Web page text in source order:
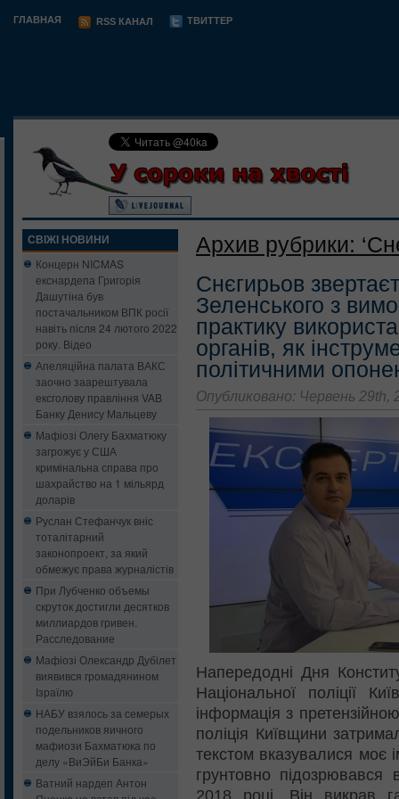
ГЛАВНАЯ RSS КАНАЛ ТВИТТЕР
СВІЖІ НОВИНИ
Концерн NICMAS
екснардепа Григорія
Дашутіна був
постачальником ВПК росії
навіть після 24 лютого 2022
року. Відео
Апеляційна палата ВАКС
заочно заарештувала
ексголову правління VAB
Банку Денису Мальцеву
Мафіозі Олегу Бахматюку
загрожує у США
кримінальна справа про
шахрайство на 1 мільярд
доларів
Руслан Стефанчук вніс
тоталітарний
законопроект, за який
обмежує права журналістів
При Лубченко объемы
скруток достигли десятков
миллиардов гривен.
Расследование
Мафіозі Олександр Дубілет
виявився громадянином
Ізраїлю
НАБУ взялось за семерых
подельников яичного
мафиози Бахматюка по
делу «ВиЭйБи Банка»
Ватний нардеп Антон
Архив рубрики:
Снєгирьов
Зеленського з
практику
органів, як
політичними
Опубликовано: Червень 29th,
Напередодні Дня
Національної поліції
інформація з
поліція Київщини
текстом вказувалися моє
грунтовно
2018 році. Він викрав